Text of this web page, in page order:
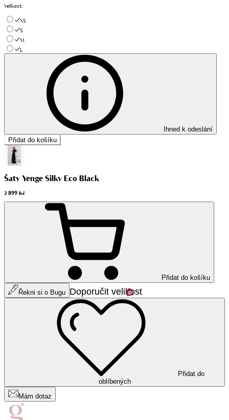
Velikost:
XS
S
M
L
Ihned k odeslání
Přidat do košíku
Šaty Yenge Silky Eco Black
2 899 Kč
Přidat do košíku
Řekni si o Bugu Doporučit velikost
Přidat do
oblíbených
Mám dotaz